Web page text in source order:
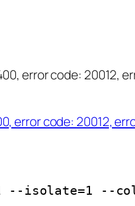
error code: 20012,
--isolate=1 --